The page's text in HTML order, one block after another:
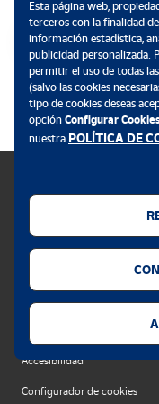
Política de cookies
Privacidad web
Accesibilidad
Configurador de cookies
Esta página web,
terceros con la finalidad
información estadística,
publicidad personalizada.
permitir el uso de todas
(salvo las cookies
tipo de cookies deseas
opción Configurar Cookies
nuestra POLÍTICA DE